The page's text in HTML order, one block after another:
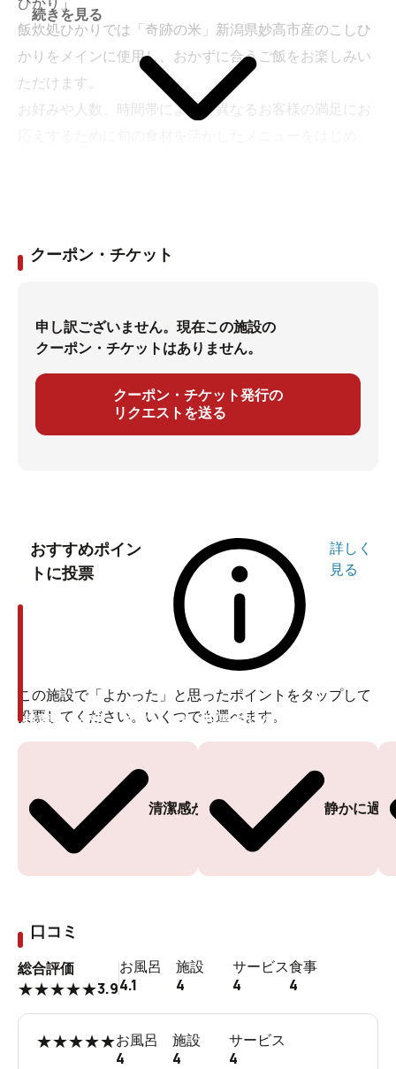
以外の持ち込みはご遠慮ください。
※他のお客様にご迷惑となる行為はご遠慮ください。
ひかり」
飯炊処ひかりでは「奇跡の米」新潟県妙高市産のこしひ
かりをメインに使用し、おかずに合うご飯をお楽しみい
ただけます。
お好みや人数、時間帯によって異なるお客様の満足にお
続きを見る
クーポン・チケット
申し訳ございません。現在この施設の
クーポン・チケットはありません。
クーポン・チケット発行の
リクエストを送る
おすすめポイン
トに投票
詳しく
見る
この施設で「よかった」と思ったポイントをタップして
投票してください。いくつでも選べます。
清潔感がある
投票ありがとうございます
静かに過
投票ありがとうございます
口コミ
総合評価
★★★★★3.9
お風呂
4.1
施設
4
サービス
4
食事
4
★★★★★お風呂
4
施設
4
サービス
4